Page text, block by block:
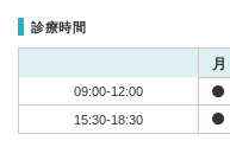
診療時間
月
09:00-12:00
15:30-18:30